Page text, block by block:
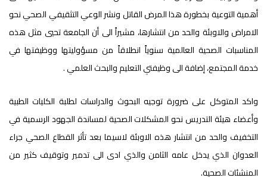
أهمية التوعية بخطورة هذا المرض القاتل ونشر الوعي التثقيفي الصحي نحو
الامراض والاوبئة والحد من انتشارها، مشيراً الى أن الجامعة تحيي مثل هذه
المناسبات الصحية العالمية سنوياً انطلاقاً من مسؤوليتها ووظيفتها في
خدمة المجتمع، إضافة الى وظيفتي التعليم والبحث العلمي .
واكد المتوكل على ضرورة توجيه البحوث والدراسات لطلبة الكليات الطبية
وأعضاء هيئة التدريس نحو المشكلات الصحية لمساندة الجهود الرسمية في
التخفيف والحد من انتشار هذه الاوبئة لاسيما بعد تأثر القطاع الصحي جراء
العدوان الذي يدخل عامه الثامن والذي ادى الى تدمير وتوقيف كثير من
المنشئات الصحية.